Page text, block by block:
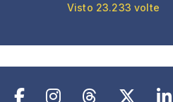
Visto 23.233 volte